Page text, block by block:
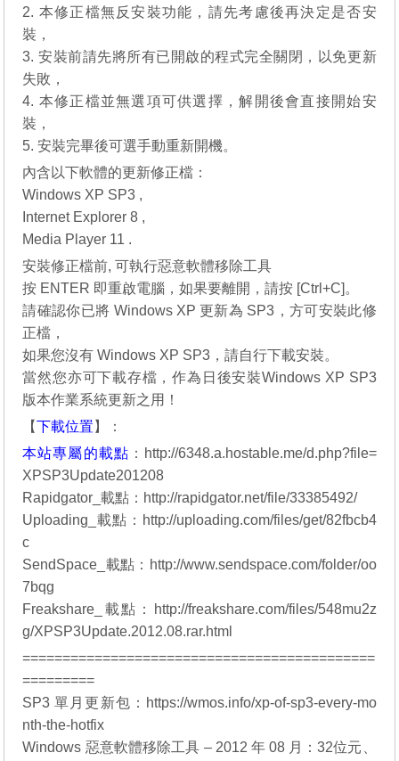
2. 本修正檔無反安裝功能，請先考慮後再決定是否安
裝，
3. 安裝前請先將所有已開啟的程式完全關閉，以免更新
失敗，
4. 本修正檔並無選項可供選擇，解開後會直接開始安
裝，
5. 安裝完畢後可選手動重新開機。
內含以下軟體的更新修正檔：
Windows XP SP3 ,
Internet Explorer 8 ,
Media Player 11 .
安裝修正檔前, 可執行惡意軟體移除工具
按 ENTER 即重啟電腦，如果要離開，請按 [Ctrl+C]。
請確認你已將 Windows XP 更新為 SP3，方可安裝此修
正檔，
如果您沒有Windows XP SP3 ，請自行下載安裝。
當然您亦可下載存檔，作為日後安裝Windows XP SP3
版本作業系統更新之用！
【下載位置 】：
本站專屬的載點 ： http://6348.a.hostable.me/d.php?file=
XPSP3Update201208
Rapidgator_載點： http://rapidgator.net/file/33385492/
Uploading_載點： http://uploading.com/files/get/82fbcb4
c
SendSpace_載點： http://www.sendspace.com/folder/oo
7bqg
Freakshare_載點：
http://freakshare.com/files/548mu2z
g/XPSP3Update.2012.08.rar.html
============================================
=========
SP3 單月更新包： https://wmos.info/xp-of-sp3-every-mo
nth-the-hotfix
Windows 惡意軟體移除工具 – 2012 年 08 月：32位元